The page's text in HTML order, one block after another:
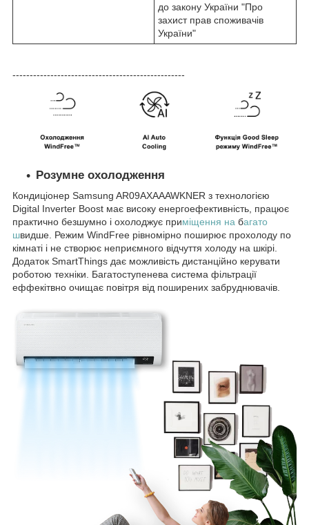
до закону України "Про
захист прав споживачів
України"
--------------------------------------------------
Розумне охолодження
Кондиціонер Samsung AR09AXAAAWKNER з технологією
Digital Inverter Boost має високу енергоефективність, працює
практично безшумно і охолоджує приміщення на багато
швидше. Режим WindFree рівномірно поширює прохолоду по
кімнаті і не створює неприємного відчуття холоду на шкірі.
Додаток SmartThings дає можливість дистанційно керувати
роботою техніки. Багатоступенева система фільтрації
еффекітвно очищає повітря від поширених забруднювачів.